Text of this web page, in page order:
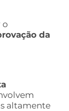
o
da
altamente